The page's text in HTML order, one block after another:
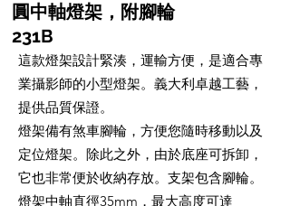
圓中軸燈架，附腳輪
231B
這款燈架設計緊湊，運輸方便，是適合專
業攝影師的小型燈架。義大利卓越工藝，
提供品質保證。
燈架備有煞車腳輪，方便您隨時移動以及
定位燈架。除此之外，由於底座可拆卸，
它也非常便於收納存放。支架包含腳輪。
燈架中軸直徑35mm，最大高度可達